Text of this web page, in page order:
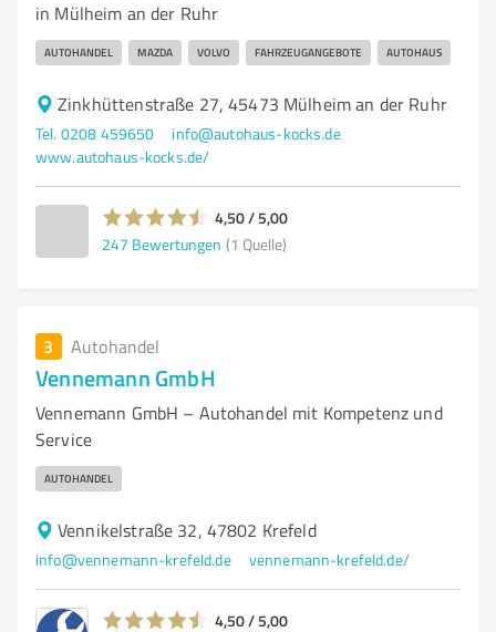
in Mülheim an der Ruhr
AUTOHANDEL MAZDA VOLVO FAHRZEUGANGEBOTE AUTOHAUS
Zinkhüttenstraße 27, 45473 Mülheim an der Ruhr
Tel. 0208 459650
info@autohaus-kocks.de
www.autohaus-kocks.de/
4,50 / 5,00
247 Bewertungen (1 Quelle)
3 Autohandel
Vennemann GmbH
Vennemann GmbH – Autohandel mit Kompetenz und
Service
AUTOHANDEL
Vennikelstraße 32, 47802 Krefeld
info@vennemann-krefeld.de vennemann-krefeld.de/
4,50 / 5,00